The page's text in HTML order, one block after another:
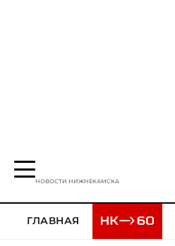
НОВОСТИ НИЖНЕКАМСКА
ГЛАВНАЯ